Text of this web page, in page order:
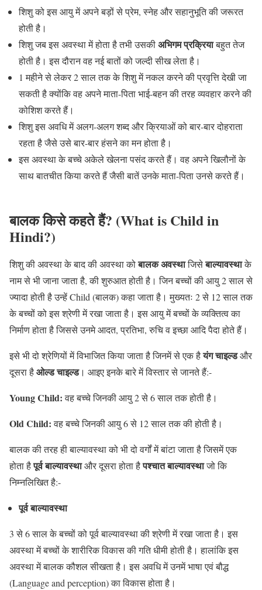
शिशु को इस आयु में अपने बड़ों से प्रेम, स्नेह और सहानुभूति की जरूरत
होती है।
शिशु जब इस अवस्था में होता है तभी उसकीअभिगम प्रक्रियाबहुत तेज
होती है। इस दौरान वह नई बातों को जल्दी सीख लेता है।
1 महीने से लेकर 2 साल तक के शिशु में नकल करने की प्रवृत्ति देखी जा
सकती है क्योंकि वह अपने माता-पिता भाई-बहन की तरह व्यवहार करने की
कोशिश करते हैं।
शिशु इस अवधि में अलग-अलग शब्द और क्रियाओं को बार-बार दोहराता
रहता है जैसे उसे बार-बार हंसने का मन होता है।
इस अवस्था के बच्चे अकेले खेलना पसंद करते हैं। वह अपने खिलौनों के
साथ बातचीत किया करते हैं जैसी बातें उनके माता-पिता उनसे करते हैं।
बालक किसे कहते हैं? (What is Child in
Hindi?)
शिशु की अवस्था के बाद की अवस्था कोबालक अवस्थाजिसेबाल्यावस्थाके
नाम से भी जाना जाता है, की शुरुआत होती है। जिन बच्चों की आयु 2 साल से
ज्यादा होती है उन्हें Child (बालक) कहा जाता है। मुख्यतः 2 से 12 साल तक
के बच्चों को इस श्रेणी में रखा जाता है। इस आयु में बच्चों के व्यक्तित्व का
निर्माण होता है जिससे उनमे आदत, प्रतिभा, रुचि व इच्छा आदि पैदा होते हैं।
इसे भी दो श्रेणियों में विभाजित किया जाता है जिनमें से एक हैयंग चाइल्डऔर
दूसरा हैओल्ड चाइल्ड। आइए इनके बारे में विस्तार से जानते हैं:-
Young Child:वह बच्चे जिनकी आयु 2 से 6 साल तक होती है।
Old Child:वह बच्चे जिनकी आयु 6 से 12 साल तक की होती है।
बालक की तरह ही बाल्यावस्था को भी दो वर्गों में बांटा जाता है जिसमें एक
होता हैपूर्व बाल्यावस्थाऔर दूसरा होता हैपश्चात बाल्यावस्थाजो कि
निम्नलिखित है:-
पूर्व बाल्यावस्था
3 से 6 साल के बच्चों को पूर्व बाल्यावस्था की श्रेणी में रखा जाता है। इस
अवस्था में बच्चों के शारीरिक विकास की गति धीमी होती है। हालांकि इस
अवस्था में बालक कौशल सीखता है। इस अवधि में उनमें भाषा एवं बौद्ध
(Language and perception) का विकास होता है।